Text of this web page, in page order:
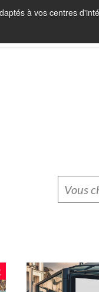
à vos centres